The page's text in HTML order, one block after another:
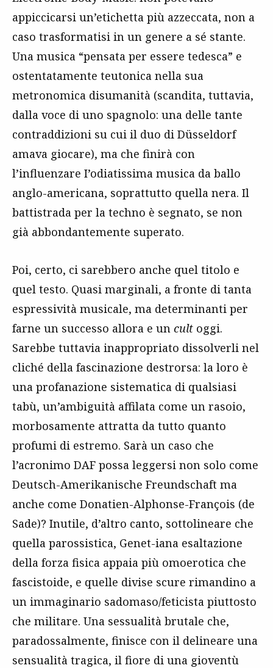
appiccicarsi un’etichetta più azzeccata, non a
caso trasformatisi in un genere a sé stante.
Una musica “pensata per essere tedesca” e
ostentatamente teutonica nella sua
metronomica disumanità (scandita, tuttavia,
dalla voce di uno spagnolo: una delle tante
contraddizioni su cui il duo di Düsseldorf
amava giocare), ma che finirà con
l’influenzare I’odiatissima musica da ballo
anglo-americana, soprattutto quella nera. Il
battistrada per la techno è segnato, se non
già abbondantemente superato.
Poi, certo, ci sarebbero anche quel titolo e
quel testo. Quasi marginali, a fronte di tanta
espressività musicale, ma determinanti per
farne un successo allora e un cult oggi.
Sarebbe tuttavia inappropriato dissolverli nel
cliché della fascinazione destrorsa: la loro è
una profanazione sistematica di qualsiasi
tabù, un’ambiguità affilata come un rasoio,
morbosamente attratta da tutto quanto
profumi di estremo. Sarà un caso che
l’acronimo DAF possa leggersi non solo come
Deutsch-Amerikanische Freundschaft ma
anche come Donatien-Alphonse-François (de
Sade)? Inutile, d’altro canto, sottolineare che
quella parossistica, Genet-iana esaltazione
della forza fisica appaia più omoerotica che
fascistoide, e quelle divise scure rimandino a
un immaginario sadomaso/feticista piuttosto
che militare. Una sessualità brutale che,
paradossalmente, finisce con il delineare una
sensualità tragica, il fiore di una gioventù